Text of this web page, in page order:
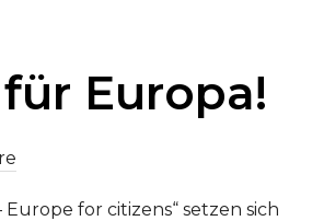
Europa!
for citizens“ setzen sich